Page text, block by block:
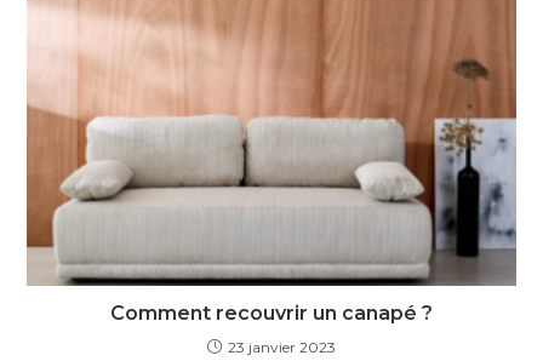
Comment recouvrir un canapé ?
23 janvier 2023